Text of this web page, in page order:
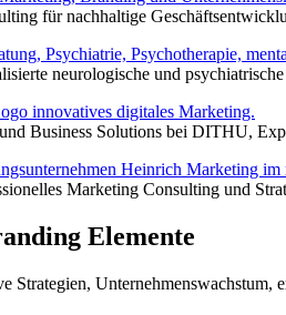
für nachhaltige
neurologische und
Business Solutions bei DITHU,
Marketing Consulting und
Elemente